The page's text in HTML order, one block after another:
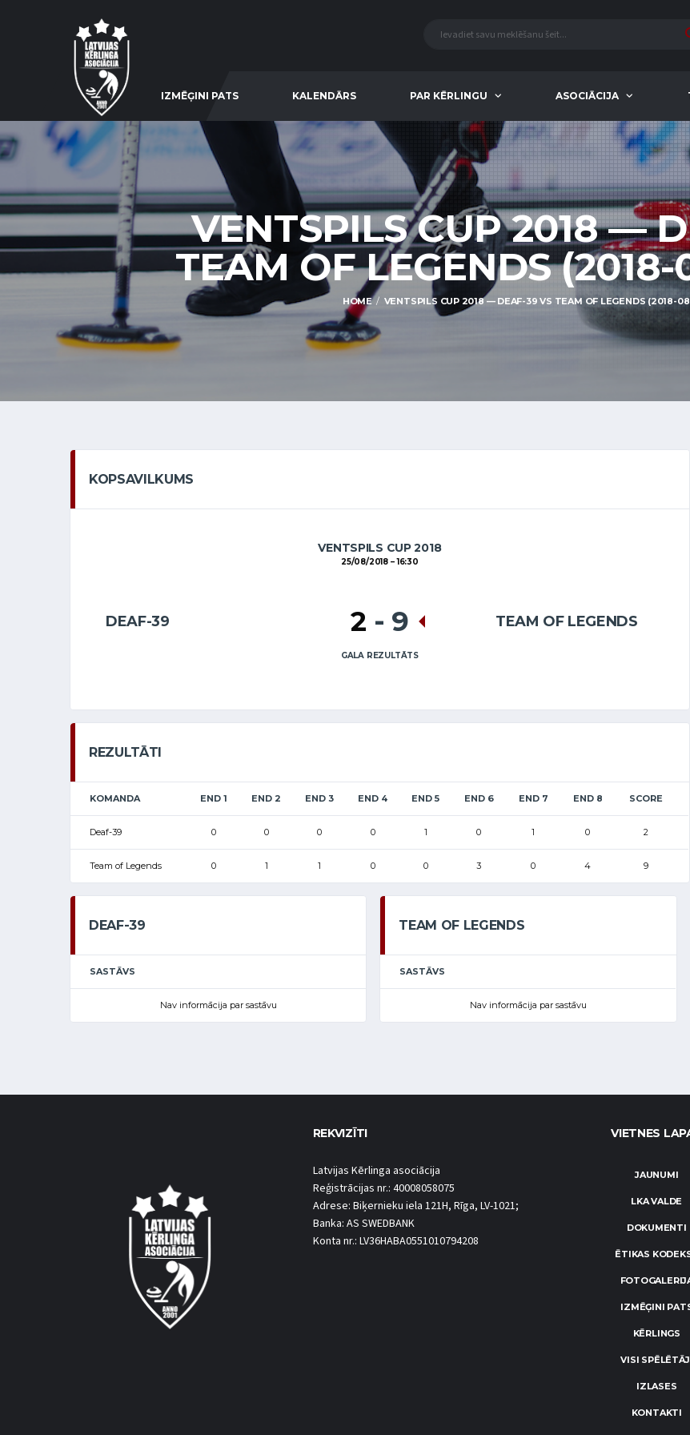
IZMĒĢINI PATS KALENDĀRS PAR KĒRLINGU ASOCIĀCIJA
VENTSPILS CUP 2018 —
TEAM OF LEGENDS
HOME VENTSPILS CUP 2018 — DEAF-39 VS TEAM OF LEGENDS (2018-
KOPSAVILKUMS
VENTSPILS CUP 2018
25/08/2018 16:30
DEAF-39 TEAM OF LEGENDS
2 - 9
GALA REZULTĀTS
REZULTĀTI
KOMANDA END 1 END 2 END 3 END 4 END 5 END 6 END 7 END 8 SCORE
Deaf-39 0 0 0 0 1 0 1 0 2
Team of Legends 0 1 1 0 0 3 0 4 9
DEAF-39
SASTĀVS
Nav informācija par sastāvu
TEAM OF LEGENDS
SASTĀVS
Nav informācija par sastāvu
REKVIZĪTI
Latvijas Kērlinga asociācija
Reģistrācijas nr.: 40008058075
Adrese: Biķernieku iela 121H, Rīga, LV-1021;
Banka: AS SWEDBANK
Konta nr.: LV36HABA0551010794208
VIETNES
JAUNUMI
LKA VALDE
DOKUMENTI
ĒTIKAS
IZMĒĢINI
KĒRLINGS
VISI
IZLASES
KONTAKTI